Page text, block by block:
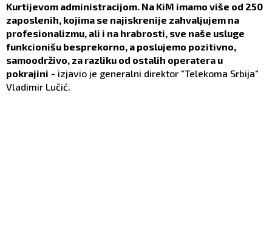
Kurtijevom administracijom. Na KiM imamo više od 250
zaposlenih, kojima se najiskrenije zahvaljujem na
profesionalizmu, ali i na hrabrosti, sve naše usluge
funkcionišu besprekorno, a poslujemo pozitivno,
samoodrživo, za razliku od ostalih operatera u
pokrajini - izjavio je generalni direktor "Telekoma Srbija"
Vladimir Lučić.